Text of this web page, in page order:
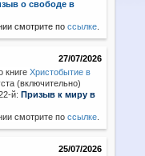
о свободе в
смотрите поссылке
27/07/2026
книгеХристобытие в
(включительно)
й:Призыв к миру в
смотрите поссылке
25/07/2026